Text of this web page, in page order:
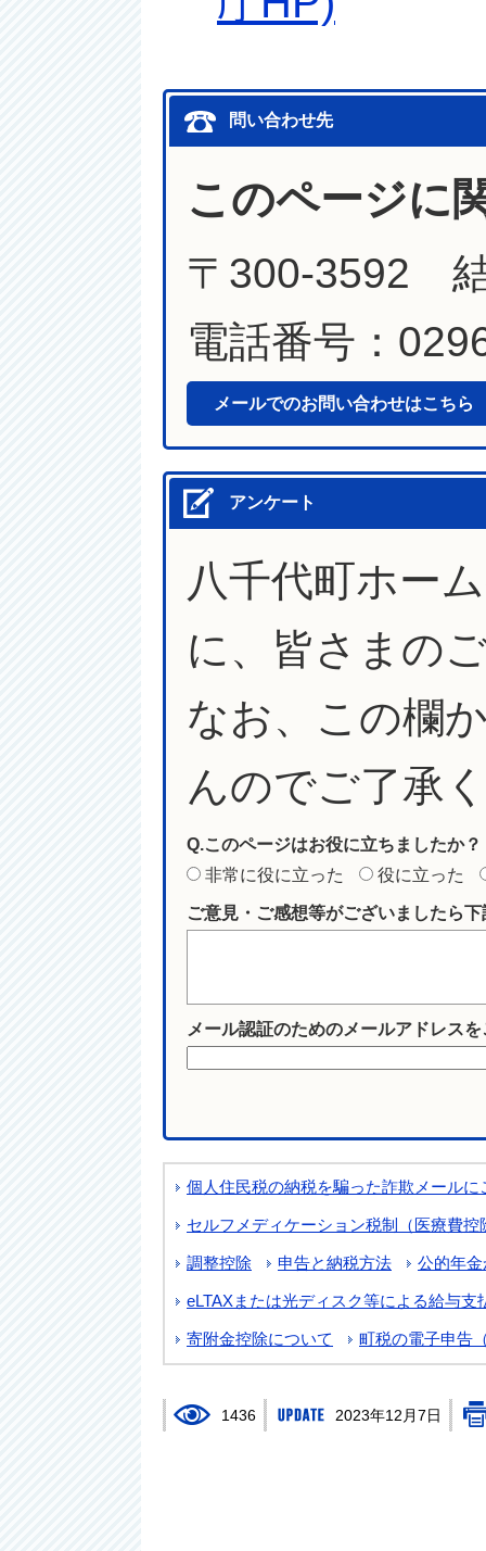
問い合わせ先
このページに
〒300-3592
電話番号：
メールでのお問い合わせはこちら
アンケート
八千代町ホー
に、皆さまの
なお、この欄
んのでご了承
Q.このページはお役に立ちましたか？
非常に役に立った
役に立った
ご意見・ご感想等がございましたら
メール認証のためのメールアドレス
個人住民税の納税を騙った詐欺メールに
セルフメディケーション税制（医療費控
調整控除 申告と納税方法 公的年
eLTAXまたは光ディスク等による給与
寄附金控除について 町税の電子申告
1436 2023年12月7日